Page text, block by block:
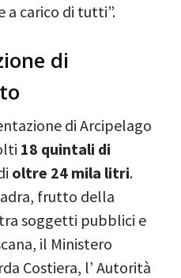
a carico di tutti”.
di
di Arcipelago
18 quintali di
oltre 24 mila litri.
frutto della
soggetti pubblici e
il Ministero
Costiera, l’ Autorità